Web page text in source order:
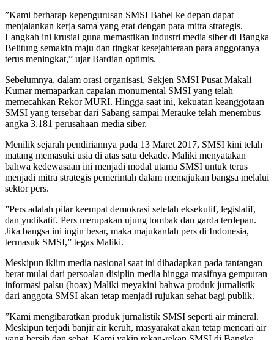
​”Kami berharap kepengurusan SMSI Babel ke depan dapat
menjalankan kerja sama yang erat dengan para mitra strategis.
Langkah ini krusial guna memastikan industri media siber di Bangka
Belitung semakin maju dan tingkat kesejahteraan para anggotanya
terus meningkat,” ujar Bardian optimis.
​Sebelumnya, dalam orasi organisasi, Sekjen SMSI Pusat Makali
Kumar memaparkan capaian monumental SMSI yang telah
memecahkan Rekor MURI. Hingga saat ini, kekuatan keanggotaan
SMSI yang tersebar dari Sabang sampai Merauke telah menembus
angka 3.181 perusahaan media siber.
​Menilik sejarah pendiriannya pada 13 Maret 2017, SMSI kini telah
matang memasuki usia di atas satu dekade. Maliki menyatakan
bahwa kedewasaan ini menjadi modal utama SMSI untuk terus
menjadi mitra strategis pemerintah dalam memajukan bangsa melalui
sektor pers.
​”Pers adalah pilar keempat demokrasi setelah eksekutif, legislatif,
dan yudikatif. Pers merupakan ujung tombak dan garda terdepan.
Jika bangsa ini ingin besar, maka majukanlah pers di Indonesia,
termasuk SMSI,” tegas Maliki.
​Meskipun iklim media nasional saat ini dihadapkan pada tantangan
berat mulai dari persoalan disiplin media hingga masifnya gempuran
informasi palsu (hoax) Maliki meyakini bahwa produk jurnalistik
dari anggota SMSI akan tetap menjadi rujukan sehat bagi publik.
​”Kami mengibaratkan produk jurnalistik SMSI seperti air mineral.
Meskipun terjadi banjir air keruh, masyarakat akan tetap mencari air